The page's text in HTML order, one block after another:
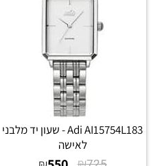
Adi AI15754L183 - שעון יד מלבני
לאישה